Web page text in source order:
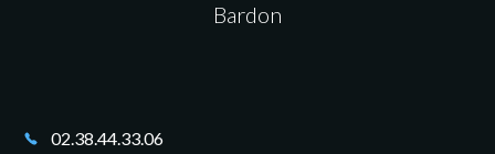
Bardon
02.38.44.33.06